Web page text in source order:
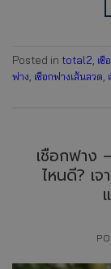
Posted in total2, เชื
ฟาง, เชือกฟางเส้นลวด,
เชือกฟาง
ไหนดี? เ